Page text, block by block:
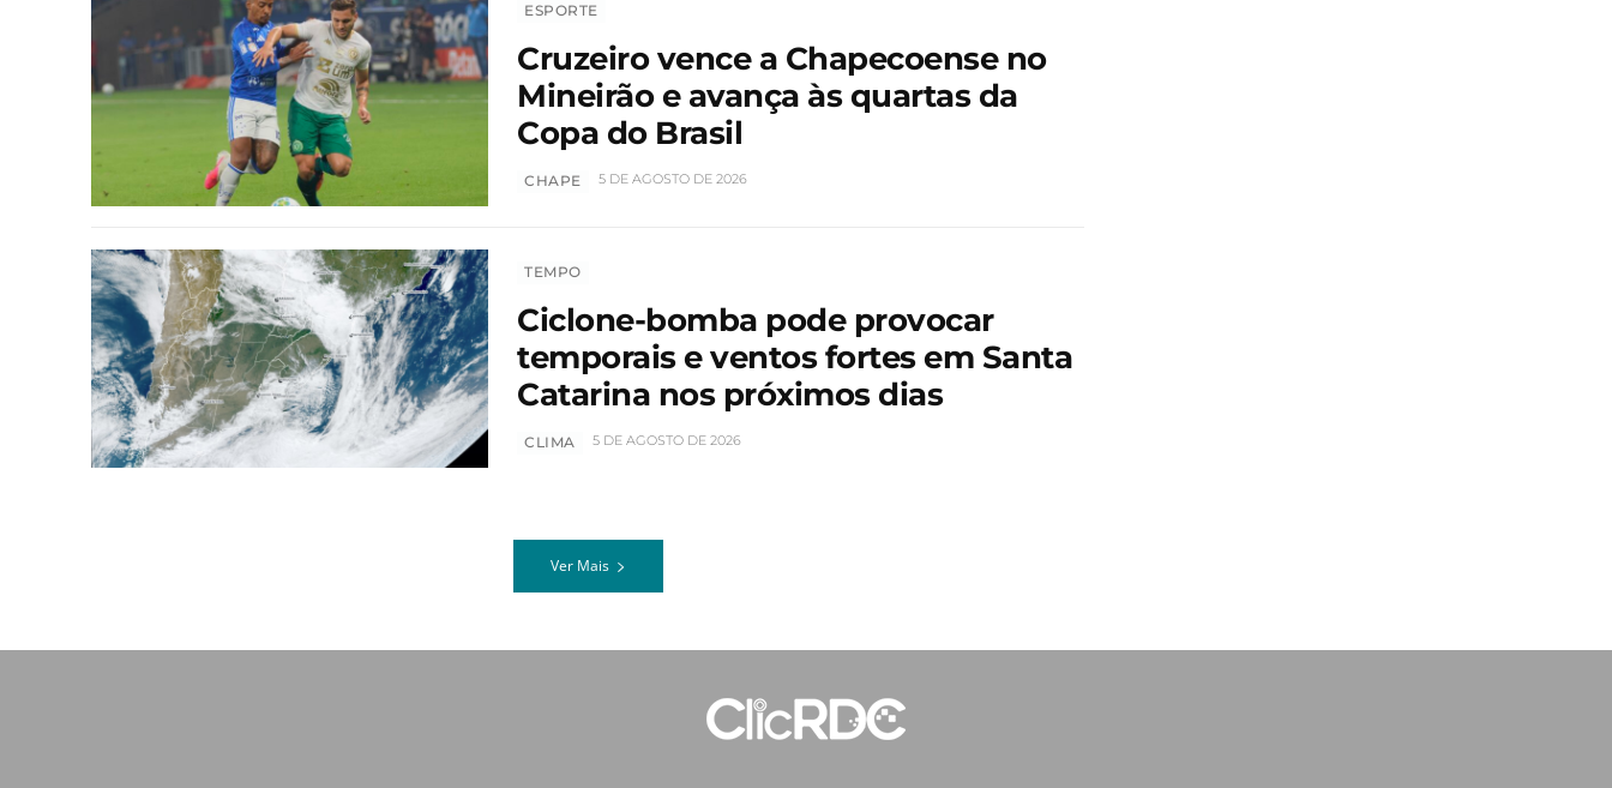
ESPORTE
Cruzeiro vence a Chapecoense no
Mineirão e avança às quartas da
Copa do Brasil
CHAPE 5 DE AGOSTO DE 2026
TEMPO
Ciclone-bomba pode provocar
temporais e ventos fortes em Santa
Catarina nos próximos dias
CLIMA 5 DE AGOSTO DE 2026
Ver Mais